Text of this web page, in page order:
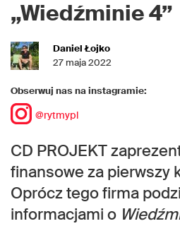
„Wiedźminie 4”
Daniel Łojko
27 maja 2022
Obserwuj nas na instagramie:
@rytmypl
CD PROJEKT
finansowe za pierwszy
Oprócz tego firma
informacjami o